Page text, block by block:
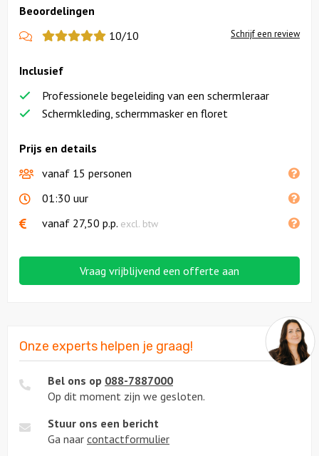
Beoordelingen
10/10
Schrijf een review
Prijs en details
vanaf 15 personen
01:30 uur
vanaf 27,50 p.p. excl. btw
Inclusief
Professionele begeleiding van een schermleraar
Schermkleding, schermmasker en floret
Vraag vrijblijvend een offerte aan
Onze experts helpen je graag!
Bel ons op 088-7887000
Op dit moment zijn we gesloten.
Stuur ons een bericht
Ga naar contactformulier